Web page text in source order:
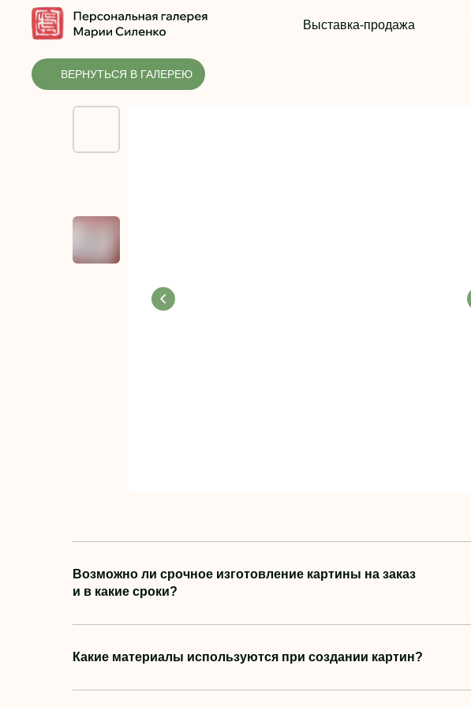
Выставка-продажа
ВЕРНУТЬСЯ В ГАЛЕРЕЮ
Возможно ли срочное изготовление картины на заказ
и в какие сроки?
Какие материалы используются при создании картин?